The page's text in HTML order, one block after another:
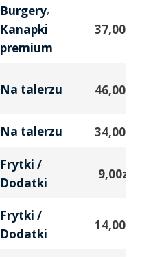
Burgery,
Kanapki
premium
37,00
Na talerzu 46,00
Na talerzu 34,00
Frytki /
Dodatki
9,00zł
Frytki /
Dodatki
14,00